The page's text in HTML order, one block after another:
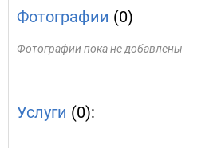
Фотографии (0)
Фотографии пока не добавлены
Услуги (0):